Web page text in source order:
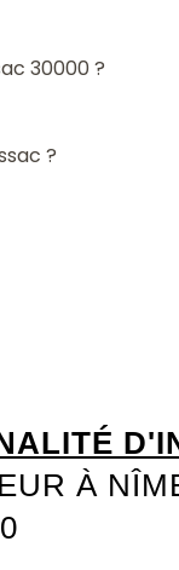
30000 ?
?
À